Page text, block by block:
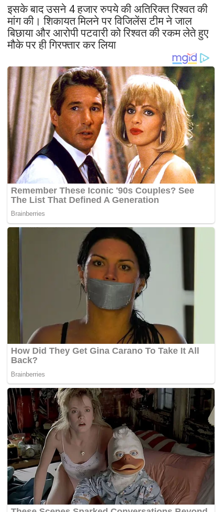
इसके बाद उसने 4 हजार रुपये की अतिरिक्त रिश्वत की
मांग की। शिकायत मिलने पर विजिलेंस टीम ने जाल
बिछाया और आरोपी पटवारी को रिश्वत की रकम लेते हुए
मौके पर ही गिरफ्तार कर लिया